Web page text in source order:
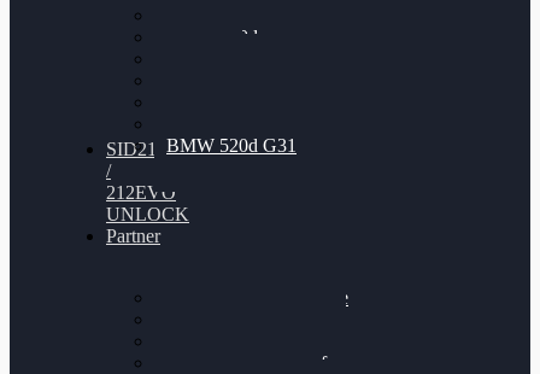
BMW 120d
BMW 520d G31
SID212
/
212EVO
UNLOCK
Partner
Bilgenroth Performance
Chiptuning Schüttorf